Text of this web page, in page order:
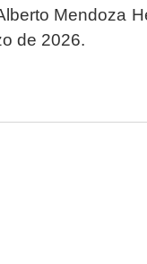
Mendoza
de 2026.